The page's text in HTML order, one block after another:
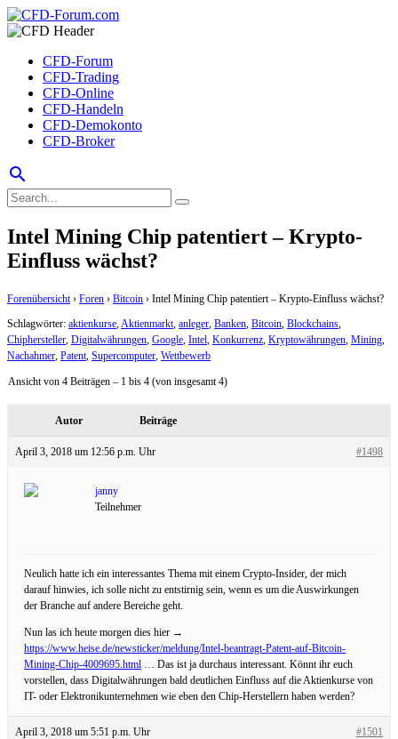
CFD-Forum
CFD-Trading
CFD-Online
CFD-Handeln
CFD-Demokonto
CFD-Broker
search
Intel Mining Chip patentiert – Krypto-
Einfluss wächst?
Forenübersicht › Foren › Bitcoin › Intel Mining Chip patentiert – Krypto-Einfluss wächst?
Schlagwörter: aktienkurse,Aktienmarkt, anleger, Banken, Bitcoin, Blockchains,
Chiphersteller, Digitalwährungen, Google, Intel, Konkurrenz, Kryptowährungen, Mining,
Nachahmer, Patent, Supercomputer, Wettbewerb
Ansicht von 4 Beiträgen – 1 bis 4 (von insgesamt 4)
Autor Beiträge
April 3, 2018 um 12:56 p.m. Uhr #1498
janny
Teilnehmer
Neulich hatte ich ein interessantes Thema mit einem Crypto-Insider, der mich
darauf hinwies, ich solle nicht zu entstirnig sein, wenn es um die Auswirkungen
der Branche auf andere Bereiche geht.
Nun las ich heute morgen dies hier →
https://www.heise.de/newsticker/meldung/Intel-beantragt-Patent-auf-Bitcoin-
Mining-Chip-4009695.html … Das ist ja durchaus interessant. Könnt ihr euch
vorstellen, dass Digitalwährungen bald deutlichen Einfluss auf die Aktienkurse von
IT- oder Elektronikunternehmen wie eben den Chip-Herstellern haben werden?
April 3, 2018 um 5:51 p.m. Uhr #1501